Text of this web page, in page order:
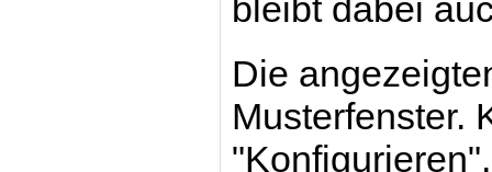
bleibt dabei
Die
Musterfenster.